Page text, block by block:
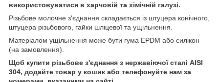
використовуватися в харчовій та хімічній галузі.
Різьбове молочне з'єднання складається із штуцера конічного,
штуцера різьбового, гайки шліцевої та ущільнення.
Матеріалом ущільнення може бути гума EPDM або силікон
(на замовлення).
Щоб купити різьбове з'єднання з нержавіючої сталі AISI
304, додайте товар у кошик або телефонуйте нам за